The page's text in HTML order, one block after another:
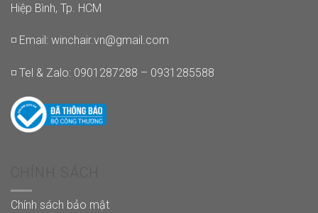
Hiệp Bình, Tp. HCM
◽ Email: winchair.vn@gmail.com
◽ Tel & Zalo: 0901287288 – 0931285588
Chính sách bảo mật